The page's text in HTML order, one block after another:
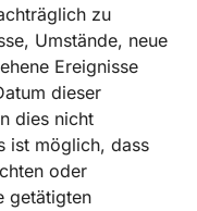
zu
Umstände, neue
Ereignisse
dieser
dies nicht
ist möglich, dass
oder
getätigten